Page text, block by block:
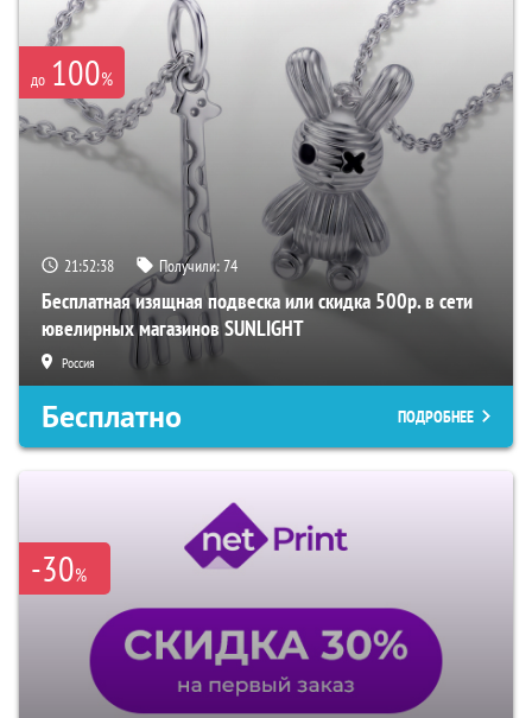
до 100%
21:52:37 Получили:74
Бесплатная изящная подвеска или скидка 500р. в сети
ювелирных магазинов SUNLIGHT
Россия
Бесплатно ПОДРОБНЕЕ
-30%